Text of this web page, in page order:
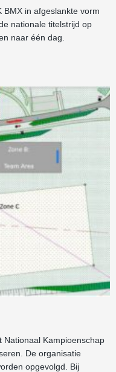
BMX in afgeslankte vorm
nationale titelstrijd op
naar één dag.
Nationaal Kampioenschap
De organisatie
opgevolgd. Bij